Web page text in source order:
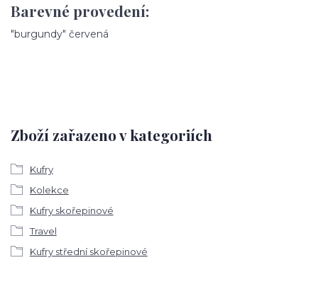
Barevné provedení:
"burgundy" červená
Zboží zařazeno v kategoriích
Kufry
Kolekce
Kufry skořepinové
Travel
Kufry střední skořepinové